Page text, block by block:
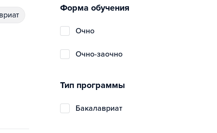
Форма обучения
очно
очно-заочно
Тип программы
бакалавриат